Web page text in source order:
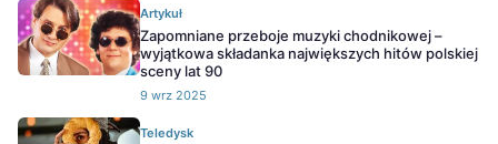
Artykuł
Zapomniane przeboje muzyki chodnikowej –
wyjątkowa składanka największych hitów polskiej
sceny lat 90
9 wrz 2025
Teledysk